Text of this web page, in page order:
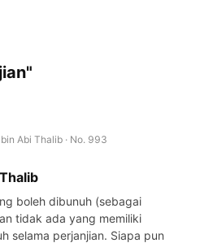
Abi Thalib · No. 993
boleh dibunuh (sebagai
tidak ada yang memiliki
selama perjanjian. Siapa pun